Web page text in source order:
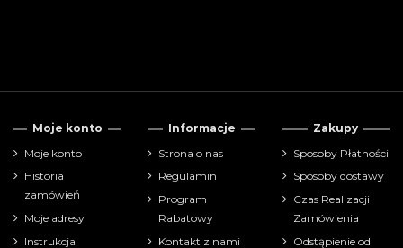
Moje konto
Moje konto
Historia
zamówień
Moje adresy
Instrukcja
Informacje
Strona o nas
Regulamin
Program
Rabatowy
Kontakt z nami
Zakupy
Sposoby Płatności
Sposoby dostawy
Czas Realizacji
Zamówienia
Odstąpienie od